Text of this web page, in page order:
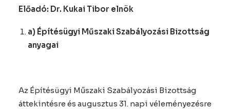
Előadó: Dr. Kukai Tibor elnök
a) Építésügyi Műszaki Szabályozási Bizottság
anyagai
Az Építésügyi Műszaki Szabályozási Bizottság
áttekintésre és augusztus 31. napi véleményezésre